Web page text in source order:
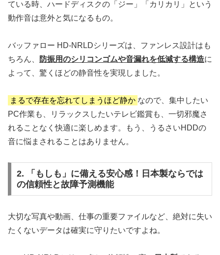
ている時、ハードディスクの「ジー」「カリカリ」という
動作音は意外と気になるもの。
バッファロー HD-NRLDシリーズは、ファンレス設計はも
ちろん、
防振用のシリコンゴムや音漏れを低減する構造に
よって、驚くほどの静音性を実現しました。
まるで存在を忘れてしまうほど静か なので、集中したい
PC作業も、リラックスしたいテレビ鑑賞も、一切邪魔さ
れることなく快適に楽しめます。もう、うるさいHDDの
音に悩まされることはありません。
2. 「もしも」に備える安心感！日本製ならでは
の信頼性と故障予測機能
大切な写真や動画、仕事の重要ファイルなど、絶対に失い
たくないデータは確実に守りたいですよね。